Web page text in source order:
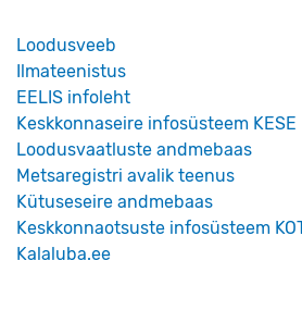
Loodusveeb
Ilmateenistus
EELIS infoleht
Keskkonnaseire infosüsteem KESE
Loodusvaatluste andmebaas
Metsaregistri avalik teenus
Kütuseseire andmebaas
Keskkonnaotsuste infosüsteem
Kalaluba.ee